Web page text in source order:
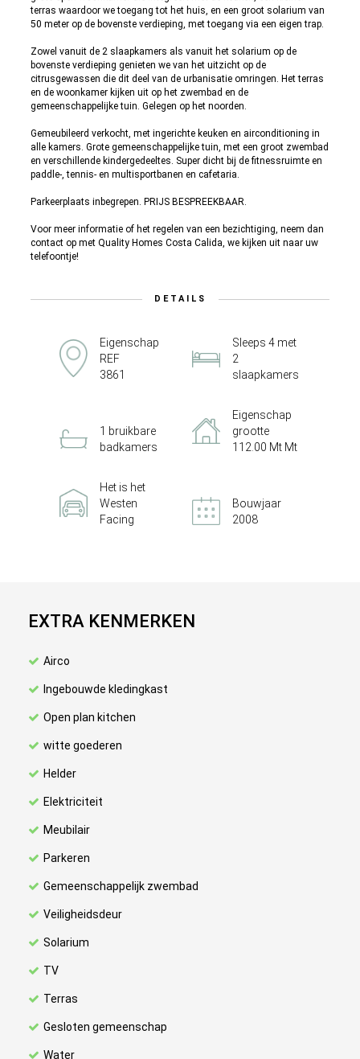
terras waardoor we toegang tot het huis, en een groot solarium van
50 meter op de bovenste verdieping, met toegang via een eigen trap.
Zowel vanuit de 2 slaapkamers als vanuit het solarium op de
bovenste verdieping genieten we van het uitzicht op de
citrusgewassen die dit deel van de urbanisatie omringen. Het terras
en de woonkamer kijken uit op het zwembad en de
gemeenschappelijke tuin. Gelegen op het noorden.
Gemeubileerd verkocht, met ingerichte keuken en airconditioning in
alle kamers. Grote gemeenschappelijke tuin, met een groot zwembad
en verschillende kindergedeeltes. Super dicht bij de fitnessruimte en
paddle-, tennis- en multisportbanen en cafetaria.
Parkeerplaats inbegrepen. PRIJS BESPREEKBAAR.
Voor meer informatie of het regelen van een bezichtiging, neem dan
contact op met Quality Homes Costa Calida, we kijken uit naar uw
telefoontje!
DETAILS
Eigenschap
REF
3861
Sleeps 4 met
2
slaapkamers
1 bruikbare
badkamers
Eigenschap
grootte
112.00 Mt Mt
Het is het
Westen
Facing
Bouwjaar
2008
EXTRA KENMERKEN
Airco
Ingebouwde kledingkast
Open plan kitchen
witte goederen
Helder
Elektriciteit
Meubilair
Parkeren
Gemeenschappelijk zwembad
Veiligheidsdeur
Solarium
TV
Terras
Gesloten gemeenschap
Water